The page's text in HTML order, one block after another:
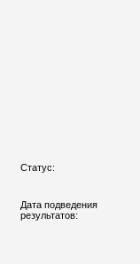
Статус:
Дата подведения
результатов: